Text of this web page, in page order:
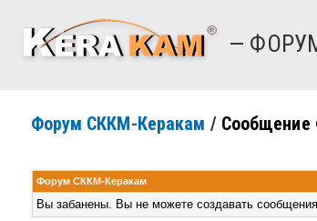
—
Форум СККМ-Керакам / Сообщение
Форум СККМ-Керакам
Вы забанены. Вы не можете создавать